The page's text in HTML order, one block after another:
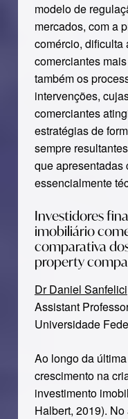
modelo de
mercados, com a
comércio, dificulta
comerciantes
também os
intervenções,
comerciantes
estratégias de
sempre
que apresentadas
essencialmente
Investidores
imobiliário
comparativa
property
Dr Daniel Sanfelici
Assistant
Universidade
Ao longo da
crescimento na
investimento
Halbert, 2019).